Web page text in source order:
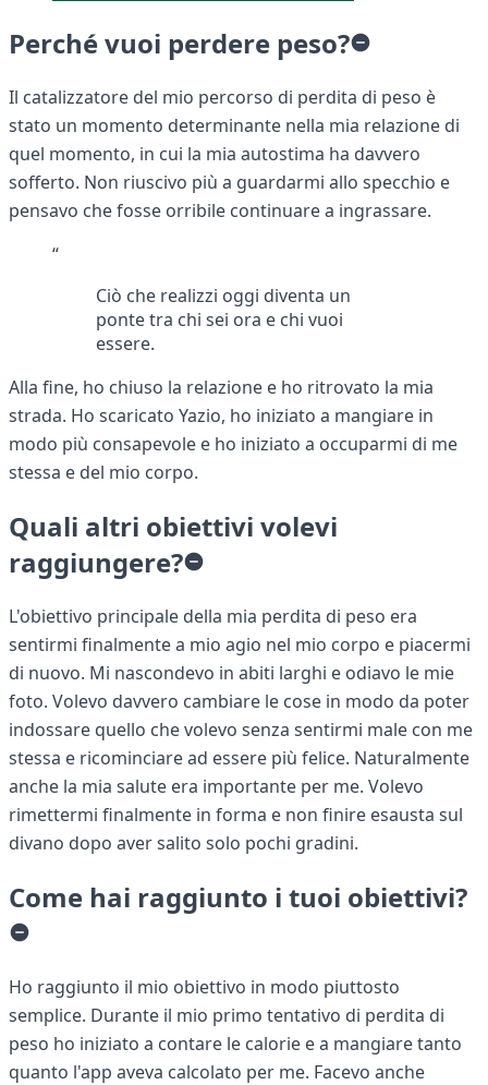
Perché vuoi perdere peso?
Il catalizzatore del mio percorso di perdita di peso è
stato un momento determinante nella mia relazione di
quel momento, in cui la mia autostima ha davvero
sofferto. Non riuscivo più a guardarmi allo specchio e
pensavo che fosse orribile continuare a ingrassare.
“
Ciò che realizzi oggi diventa un
ponte tra chi sei ora e chi vuoi
essere.
Alla fine, ho chiuso la relazione e ho ritrovato la mia
strada. Ho scaricato Yazio, ho iniziato a mangiare in
modo più consapevole e ho iniziato a occuparmi di me
stessa e del mio corpo.
Quali altri obiettivi volevi
raggiungere?
L'obiettivo principale della mia perdita di peso era
sentirmi finalmente a mio agio nel mio corpo e piacermi
di nuovo. Mi nascondevo in abiti larghi e odiavo le mie
foto. Volevo davvero cambiare le cose in modo da poter
indossare quello che volevo senza sentirmi male con me
stessa e ricominciare ad essere più felice. Naturalmente
anche la mia salute era importante per me. Volevo
rimettermi finalmente in forma e non finire esausta sul
divano dopo aver salito solo pochi gradini.
Come hai raggiunto i tuoi obiettivi?
Ho raggiunto il mio obiettivo in modo piuttosto
semplice. Durante il mio primo tentativo di perdita di
peso ho iniziato a contare le calorie e a mangiare tanto
quanto l'app aveva calcolato per me. Facevo anche